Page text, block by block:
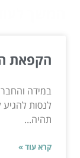
הקפאת
במידה
לנסות
תהיה...
קרא עוד »